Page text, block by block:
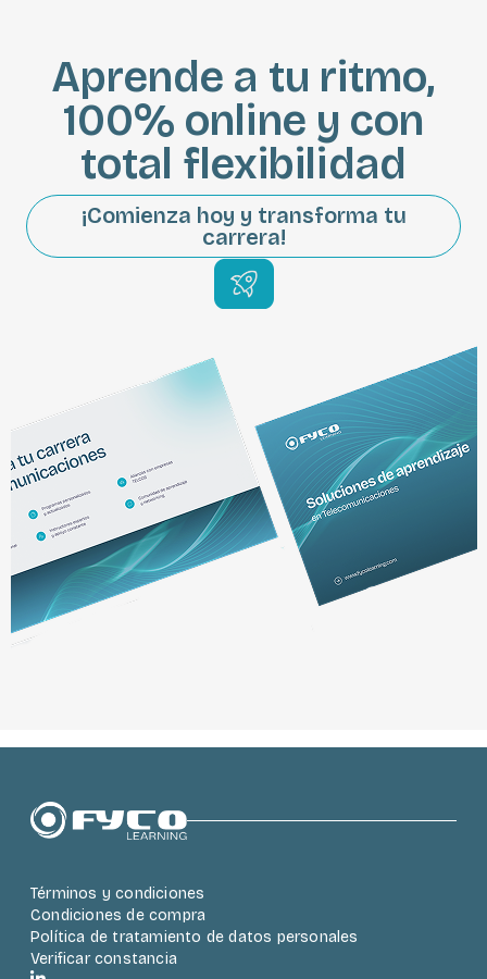
Aprende a tu ritmo,
100% online y con
total flexibilidad
¡Comienza hoy y transforma tu
carrera!
Bloques
Términos y condiciones
Condiciones de compra
Política de tratamiento de datos personales
Verificar constancia